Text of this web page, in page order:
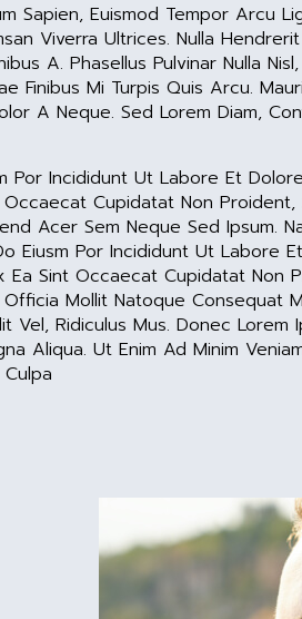
Sapien, Euismod Tempor Arcu
Viverra Ultrices. Nulla
A. Phasellus Pulvinar Nulla
Mi Turpis Quis Arcu.
A Neque. Sed Lorem Diam,
Incididunt Ut Labore Et
Cupidatat Non
Acer Sem Neque Sed Ipsum.
Por Incididunt Ut Labore
Sint Occaecat Cupidatat Non
Mollit Natoque Consequat
Vel, Ridiculus Mus. Donec
Aliqua. Ut Enim Ad Minim